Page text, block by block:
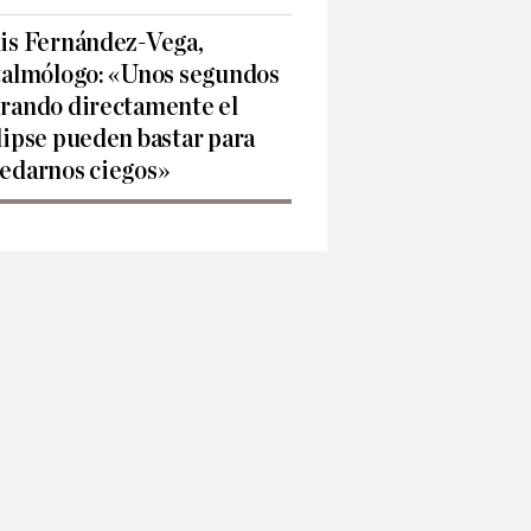
Fernández-Vega,
«Unos segundos
directamente el
pueden bastar para
ciegos»